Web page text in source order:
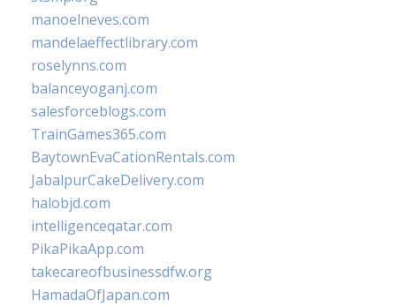
manoelneves.com
mandelaeffectlibrary.com
roselynns.com
balanceyoganj.com
salesforceblogs.com
TrainGames365.com
BaytownEvaCationRentals.com
JabalpurCakeDelivery.com
halobjd.com
intelligenceqatar.com
PikaPikaApp.com
takecareofbusinessdfw.org
HamadaOfJapan.com